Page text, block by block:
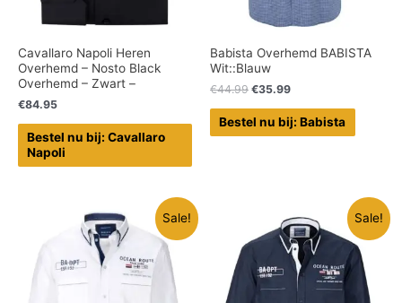
Cavallaro Napoli Heren
Overhemd – Nosto Black
Overhemd – Zwart –
€84.95
Bestel nu bij: Cavallaro
Napoli
Babista Overhemd BABISTA
Wit::Blauw
€44.99 €35.99
Bestel nu bij: Babista
Sale! Sale!